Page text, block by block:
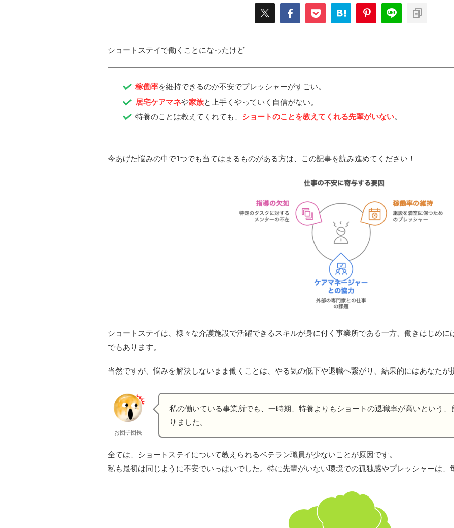
ショートステイで働くことになったけど
稼働率を維持できるのか不安でプレッシャーがすごい。
居宅ケアマネや家族と上手くやっていく自信がない。
特養のことは教えてくれても、 ショートのことを教えてくれる先輩がいない。
今あげた悩みの中で1つでも当てはまるものがある方は、この記事を読み進めてください！
ショートステイは、様々な介護施設で活躍できるスキルが身に付く事業所である一方、働きはじめ
でもあります。
当然ですが、悩みを解決しないまま働くことは、やる気の低下や退職へ繋がり、結果的にはあなたが
お団子団長
私の働いている事業所でも、一時期、特養よりもショートの退職率が高いという
りました。
全ては、ショートステイについて教えられるベテラン職員が少ないことが原因です。
私も最初は同じように不安でいっぱいでした。特に先輩がいない環境での孤独感やプレッシャーは、